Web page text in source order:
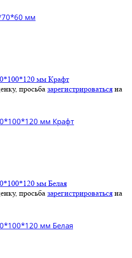
мм
просьба зарегистрироваться на
мм Крафт
просьба зарегистрироваться на
мм Белая